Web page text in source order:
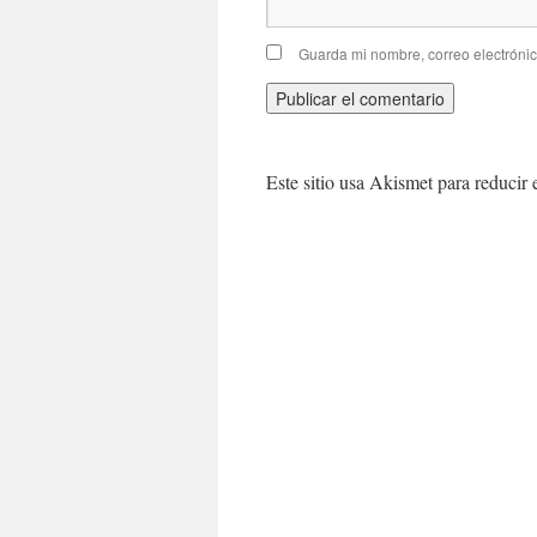
Guarda mi nombre, correo
Este sitio usa Akismet para reducir